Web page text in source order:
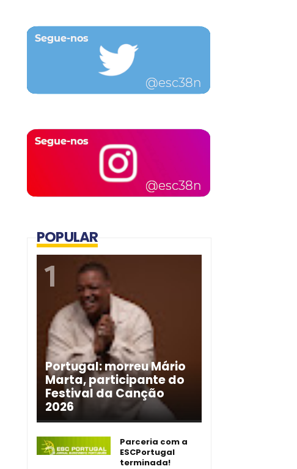
POPULAR
Portugal: morreu Mário
Marta, participante do
Festival da Canção
2026
Parceria com a
ESCPortugal
terminada!